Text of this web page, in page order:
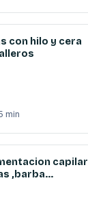
con hilo y cera
min
capilar
,barba